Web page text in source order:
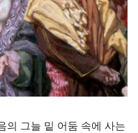
의 그늘 밑 어둠 속에 사는